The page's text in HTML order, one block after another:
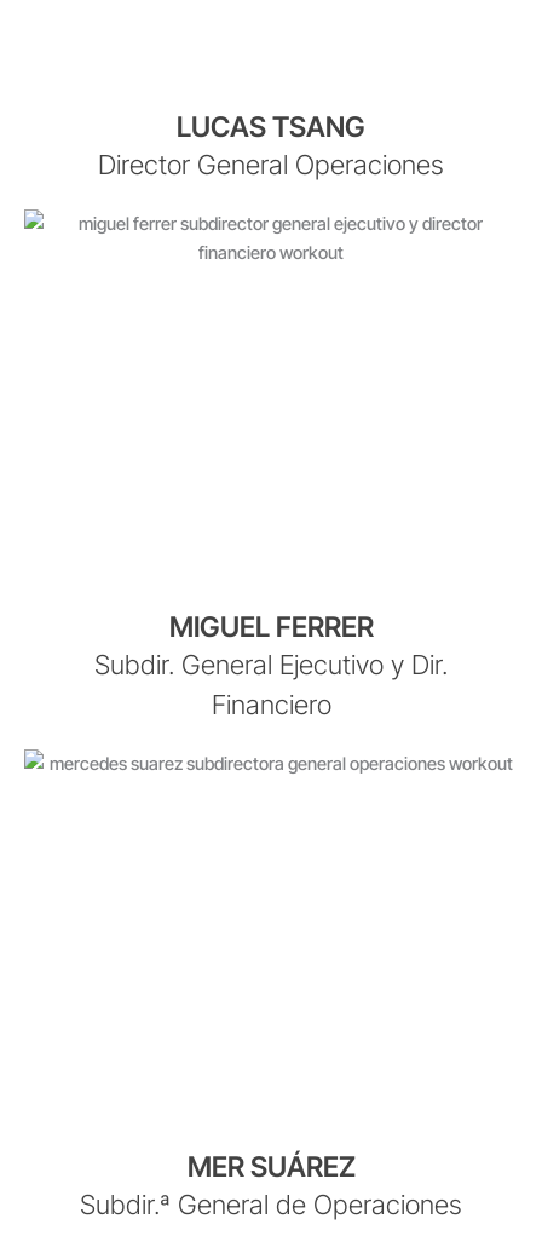
LUCAS TSANG
Director General Operaciones
MIGUEL FERRER
Subdir. General Ejecutivo y Dir.
Financiero
MER SUÁREZ
Subdir.ª General de Operaciones